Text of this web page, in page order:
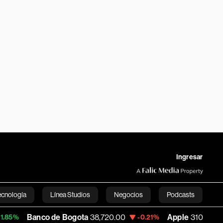
Ingresar
Línea Studios Negocios Podcasts
English
de Bogota 38,720.00 -0.21% Apple 310.94 +0.55%